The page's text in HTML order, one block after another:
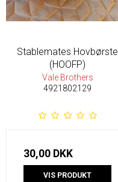
Stablemates Hovbørste
(HOOFP)
Vale Brothers
4921802129
30,00 DKK
VIS PRODUKT